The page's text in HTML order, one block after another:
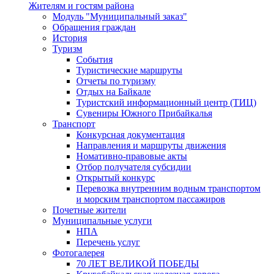
Жителям и гостям района
Модуль "Муниципальный заказ"
Обращения граждан
История
Туризм
События
Туристические маршруты
Отчеты по туризму
Отдых на Байкале
Туристский информационный центр (ТИЦ)
Сувениры Южного Прибайкалья
Транспорт
Конкурсная документация
Направления и маршруты движения
Номативно-правовые акты
Отбор получателя субсидии
Открытый конкурс
Перевозка внутренним водным транспортом
и морским транспортом пассажиров
Почетные жители
Муниципальные услуги
НПА
Перечень услуг
Фотогалерея
70 ЛЕТ ВЕЛИКОЙ ПОБЕДЫ